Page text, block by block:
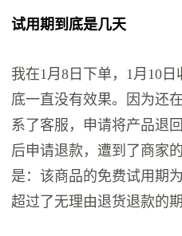
试用期到底是几天
我在1月8日下单，1月10
底一直没有效果。因为还
系了客服，申请将产品退
后申请退款，遭到了商家
是：该商品的免费试用期
超过了无理由退货退款的期